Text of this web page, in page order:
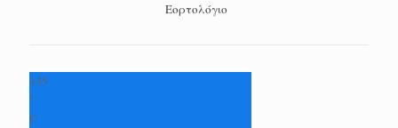
Εορτολόγιο
+35
°
C